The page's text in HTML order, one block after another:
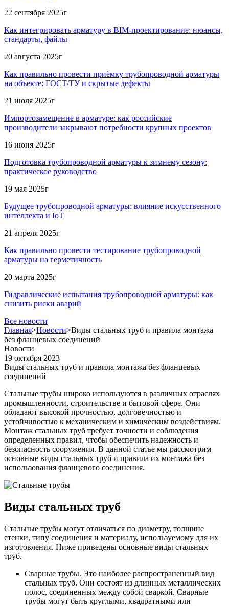
22 сентября 2025г
Как интегрировать арматуру в BIM-проектирование: нюансы,
стандарты, файлы
20 августа 2025г
Как правильно провести приёмку трубопроводной арматуры
на объекте: ГОСТ/ТУ и скрытые дефекты
21 июля 2025г
Импортозамещение в арматуре: как российские
производители закрывают потребности крупных проектов
16 июня 2025г
Подготовка трубопроводной арматуры к зимнему сезону:
практическое руководство
19 мая 2025г
Будущее трубопроводной арматуры: влияние искусственного
интеллекта и IoT
21 апреля 2025г
Как правильно провести тестирование трубопроводной
арматуры на герметичность
20 марта 2025г
Гидравлические испытания трубопроводной арматуры: как
снизить риски аварий
Все новости
Главная>Новости>Виды стальных труб и правила монтажа
без фланцевых соединений
Новости
19 октября 2023
Виды стальных труб и правила монтажа без фланцевых
соединений
Стальные трубы широко используются в различных отраслях
промышленности, строительстве и бытовой сфере. Они
обладают высокой прочностью, долговечностью и
устойчивостью к механическим и химическим воздействиям.
Монтаж стальных труб требует точности и соблюдения
определенных правил, чтобы обеспечить надежность и
безопасность сооружения. В данной статье мы рассмотрим
основные виды стальных труб и правила их монтажа без
использования фланцевого соединения.
Виды стальных труб
Стальные трубы могут отличаться по диаметру, толщине
стенки, типу соединения и материалу, используемому для их
изготовления. Ниже приведены основные виды стальных
труб.
Сварные трубы. Это наиболее распространенный вид
стальных труб. Они состоят из длинных металлических
полос, соединенных между собой сваркой. Сварные
трубы могут быть круглыми, квадратными или